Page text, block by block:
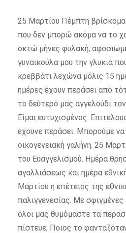
25 Μαρτίου Πέμπτη
που δεν μπορώ ακόμα να το
οκτώ μήνες φυλακή,
γυναικούλα μου την γλυκιά
κρεββάτι λεχώνα μόλις 15
ημέρες έχουν περάσει από
το δεύτερό μας αγγελούδι
Είμαι ευτυχισμένος.
έχουνε περάσει. Μπορούμε
οικογενειακή γαλήνη. 25
του Ευαγγελισμού. Ημέρα
αγαλλιάσεως και ημέρα
Μαρτίου η επέτειος της
παλιγγενεσίας. Με σφιγμένες
όλοι μας θυμόμαστε τα
πίστευε; Ποιος το